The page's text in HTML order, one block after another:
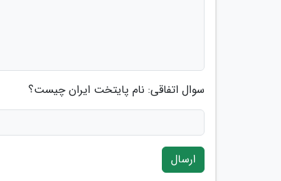
سوال اتفاقی: نام پایتخت ایران چیست؟
ارسال